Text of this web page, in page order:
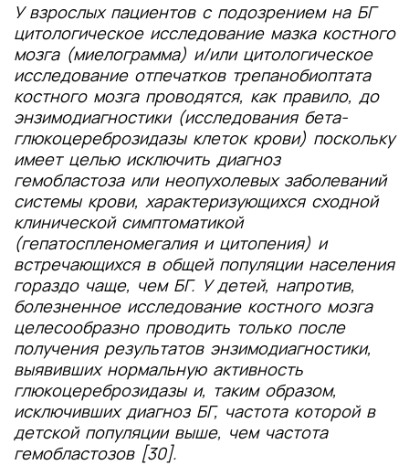
У взрослых пациентов с подозрением на БГ
цитологическое исследование мазка костного
мозга (миелограмма) и/или цитологическое
исследование отпечатков трепанобиоптата
костного мозга проводятся, как правило, до
энзимодиагностики (исследования бета-
глюкоцереброзидазы клеток крови) поскольку
имеет целью исключить диагноз
гемобластоза или неопухолевых заболеваний
системы крови, характеризующихся сходной
клинической симптоматикой
(гепатоспленомегалия и цитопения) и
встречающихся в общей популяции населения
гораздо чаще, чем БГ. У детей, напротив,
болезненное исследование костного мозга
целесообразно проводить только после
получения результатов энзимодиагностики,
выявивших нормальную активность
глюкоцереброзидазы и, таким образом,
исключивших диагноз БГ, частота которой в
детской популяции выше, чем частота
гемобластозов [30].